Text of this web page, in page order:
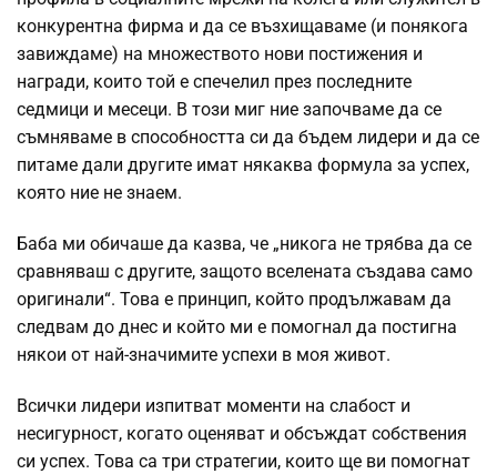
конкурентна фирма и да се възхищаваме (и понякога
завиждаме) на множеството нови постижения и
награди, които той е спечелил през последните
седмици и месеци. В този миг ние започваме да се
съмняваме в способността си да бъдем лидери и да се
питаме дали другите имат някаква формула за успех,
която ние не знаем.
Баба ми обичаше да казва, че „никога не трябва да се
сравняваш с другите, защото вселената създава само
оригинали“. Това е принцип, който продължавам да
следвам до днес и който ми е помогнал да постигна
някои от най-значимите успехи в моя живот.
Всички лидери изпитват моменти на слабост и
несигурност, когато оценяват и обсъждат собствения
си успех. Това са три стратегии, които ще ви помогнат